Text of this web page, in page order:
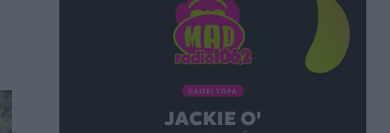
ΠΑΙΖΕΙ ΤΩΡΑ
JACKIE Ο'